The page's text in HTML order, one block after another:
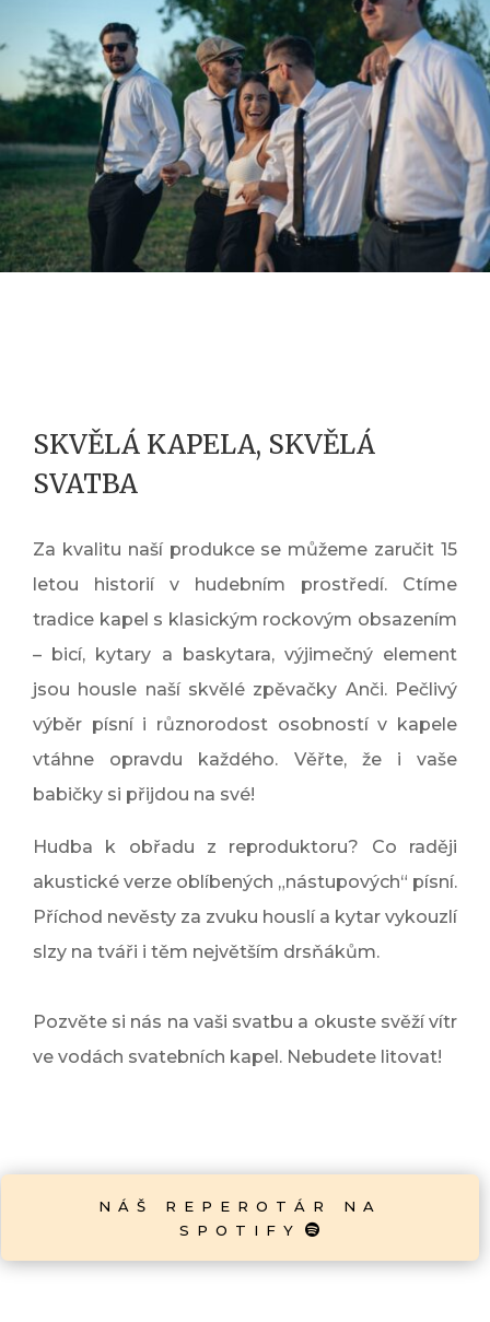
SKVĚLÁ KAPELA, SKVĚLÁ
SVATBA
Za kvalitu naší produkce se můžeme zaručit 15
letou historií v hudebním prostředí. Ctíme
tradice kapel s klasickým rockovým obsazením
– bicí, kytary a baskytara, výjimečný element
jsou housle naší skvělé zpěvačky Anči. Pečlivý
výběr písní i různorodost osobností v kapele
vtáhne opravdu každého. Věřte, že i vaše
babičky si přijdou na své!
Hudba k obřadu z reproduktoru? Co raději
akustické verze oblíbených „nástupových“ písní.
Příchod nevěsty za zvuku houslí a kytar vykouzlí
slzy na tváři i těm největším drsňákům.
Pozvěte si nás na vaši svatbu a okuste svěží vítr
ve vodách svatebních kapel. Nebudete litovat!
NÁŠ REPEROTÁR NA
SPOTIFY